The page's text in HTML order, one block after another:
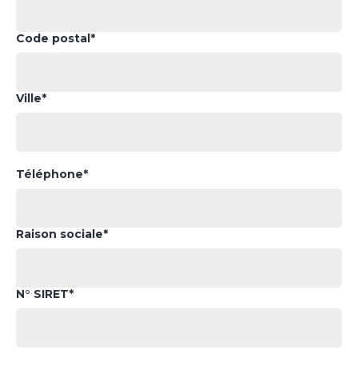
Code postal*
Ville*
Téléphone*
Raison sociale*
N° SIRET*